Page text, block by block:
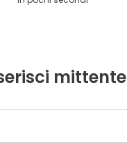
mittente